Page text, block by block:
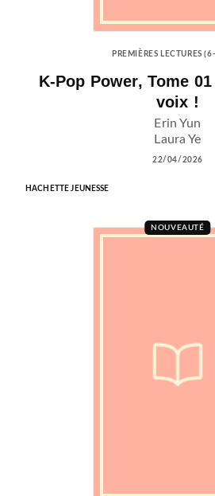
PREMIÈRES LECTURES
K-Pop Power, Tome
voix !
Erin Yun
Laura Ye
22/04/2026
HACHETTE JEUNESSE
NOUVEAUTÉ